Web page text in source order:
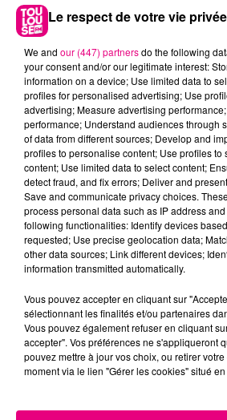
Cancer Lion
Balance Scorpion
Le respect de votre vie
We and our (447) partnersdo the following
your consent and/or our legitimate interest:
information on a device; Use limited data to
profiles for personalised advertising; Use
advertising; Measure advertising
performance; Understand audiences through
of data from different sources; Develop and
profiles to personalise content; Use profiles to
content; Use limited data to select content;
detect fraud, and fix errors; Deliver and
Save and communicate privacy choices.
process personal data such as IP address
following functionalities: Identify devices
requested; Use precise geolocation data;
other data sources; Link different devices;
information transmitted automatically.
Vous pouvez accepter en cliquant sur
sélectionnant les finalités et/ou partenaires
Vous pouvez également refuser en cliquant
accepter". Vos préférences ne s'appliqueront
pouvez mettre à jour vos choix, ou retirer
moment via le lien "Gérer les cookies" situé